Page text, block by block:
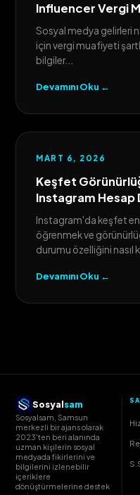
Influencer Vergi
Sosyal medya gelirleri
için vergi muafiyeti
bilgiler...
Devamını Oku ←
MART 6, 2026
Keşfet
Instagram Hesap
Instagram'da keşfet
öğrenmek ve
durumu özelliğini nasıl
Devamını Oku ←
Sosyalsam
Sosyalsam, Samsun
merkezli bir ajans olarak
2023'ten beri alanında
uzman kişilerin sosyal
medyada fikirlerini ve
bilgilerini izlenebilir
içeriklere
dönüştürmelerine destek